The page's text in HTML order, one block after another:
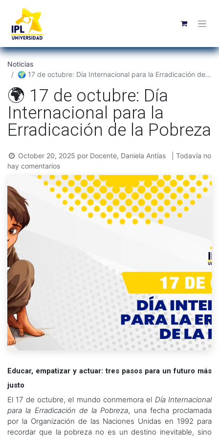
Noticias
🌍 17 de octubre: Día Internacional para la Erradicación de la Pobreza
🌍 17 de octubre: Día
Internacional para la
Erradicación de la Pobreza
October 20, 2025 por Docente, Daniela Antías
| Todavía no
hay comentarios
Educar, empatizar y actuar: tres pasos para un futuro más
justo
El 17 de octubre, el mundo conmemora el Día Internacional
para la Erradicación de la Pobreza, una fecha proclamada
por la Organización de las Naciones Unidas en 1992 para
recordar que la pobreza no es un destino inevitable, sino